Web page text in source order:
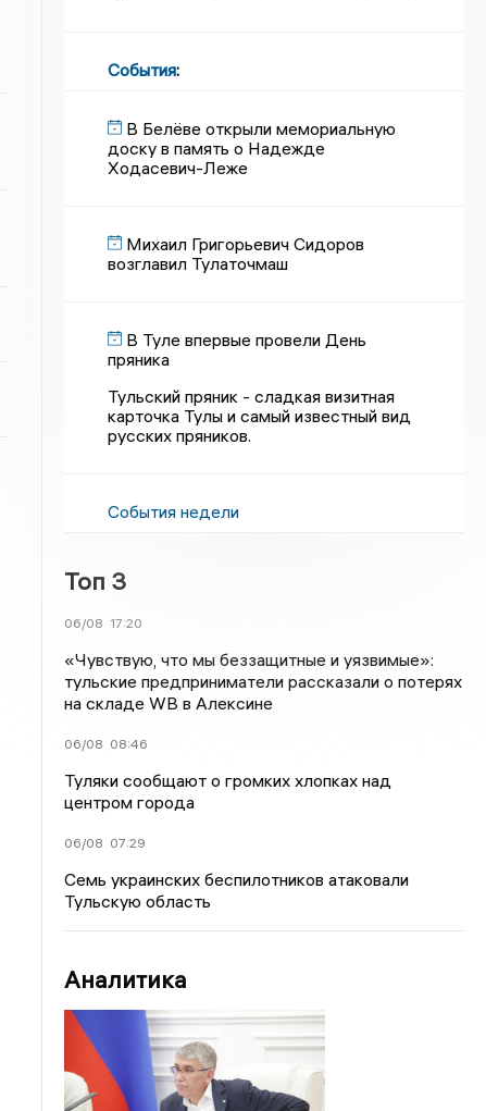
События:
В Белёве открыли мемориальную
доску в память о Надежде
Ходасевич-Леже
Михаил Григорьевич Сидоров
возглавил Тулаточмаш
В Туле впервые провели День
пряника
Тульский пряник - сладкая визитная
карточка Тулы и самый известный вид
русских пряников.
События недели
Топ 3
06/08 17:20
«Чувствую, что мы беззащитные и уязвимые»:
тульские предприниматели рассказали о потерях
на складе WB в Алексине
06/08 08:46
Туляки сообщают о громких хлопках над
центром города
06/08 07:29
Семь украинских беспилотников атаковали
Тульскую область
Аналитика